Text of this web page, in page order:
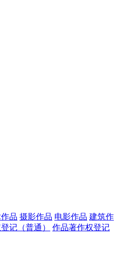
品 摄影作品 电影作品 建筑作
记（普通）
作品著作权登记